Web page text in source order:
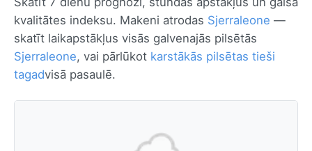
kvalitātes indeksu. Makeni atrodas Sjerraleone —
skatīt laikapstākļus visās galvenajās pilsētās
Sjerraleone, vai pārlūkot karstākās pilsētas tieši
tagadvisā pasaulē.